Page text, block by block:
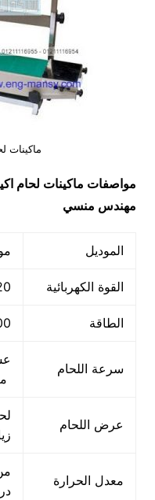
ماكينات
مواصفات ماكينات لحام
مهندس منسي
الموديل موديل
القوة الكهربائية
الطاقة
سرعة اللحام
عرض اللحام
معدل الحرارة